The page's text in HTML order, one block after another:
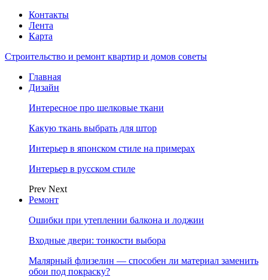
Контакты
Лента
Карта
Строительство и ремонт квартир и домов советы
Главная
Дизайн
Интересное про шелковые ткани
Какую ткань выбрать для штор
Интерьер в японском стиле на примерах
Интерьер в русском стиле
Prev Next
Ремонт
Ошибки при утеплении балкона и лоджии
Входные двери: тонкости выбора
Малярный флизелин — способен ли материал заменить
обои под покраску?